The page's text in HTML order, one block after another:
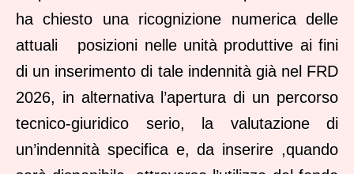
ha chiesto una ricognizione numerica delle
attuali posizioni nelle unità produttive ai fini
di un inserimento di tale indennità già nel FRD
2026, in alternativa l’apertura di un percorso
tecnico-giuridico serio, la valutazione di
un’indennità specifica e, da inserire ,quando